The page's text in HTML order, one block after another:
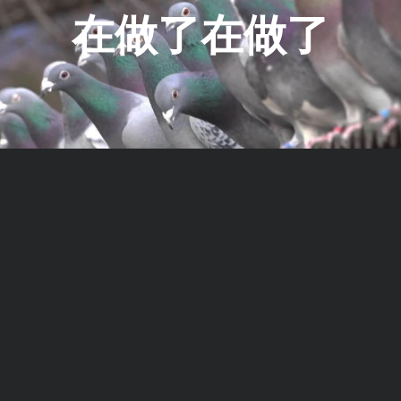
在做了在做了